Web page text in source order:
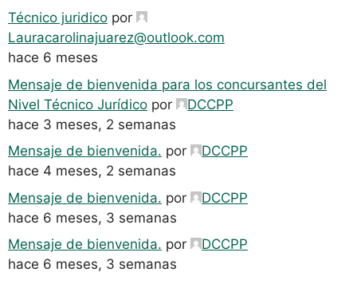
Técnico juridico por
Lauracarolinajuarez@outlook.com
hace 6 meses
Mensaje de bienvenida para los concursantes del
Nivel Técnico Jurídico por
DCCPP
hace 3 meses, 2 semanas
Mensaje de bienvenida. por
DCCPP
hace 4 meses, 2 semanas
Mensaje de bienvenida. por
DCCPP
hace 6 meses, 3 semanas
Mensaje de bienvenida. por
DCCPP
hace 6 meses, 3 semanas